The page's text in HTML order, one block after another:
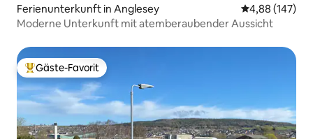
Ferienunterkunft in Anglesey
4,88 (147)
Moderne Unterkunft mit atemberaubender Aussicht
Beliebter Gäste-Favorit.
Gäste-Favorit